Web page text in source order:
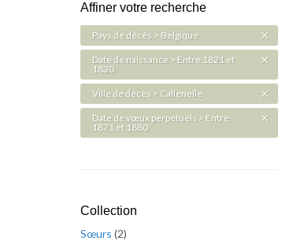
Affiner votre recherche
Pays de décès > Belgique
Date de naissance > Entre 1821 et
1830
Ville de décès > Callenelle
Date de vœux perpétuels > Entre
1871 et 1880
Collection
Sœurs (2)